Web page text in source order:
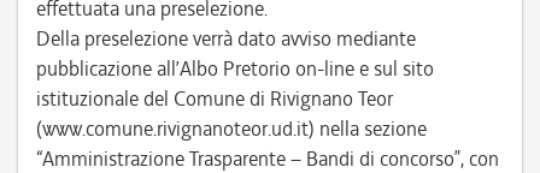
effettuata una preselezione.
Della preselezione verrà dato avviso mediante
pubblicazione all’Albo Pretorio on-line e sul sito
istituzionale del Comune di Rivignano Teor
(www.comune.rivignanoteor.ud.it) nella sezione
“Amministrazione Trasparente – Bandi di concorso”, con